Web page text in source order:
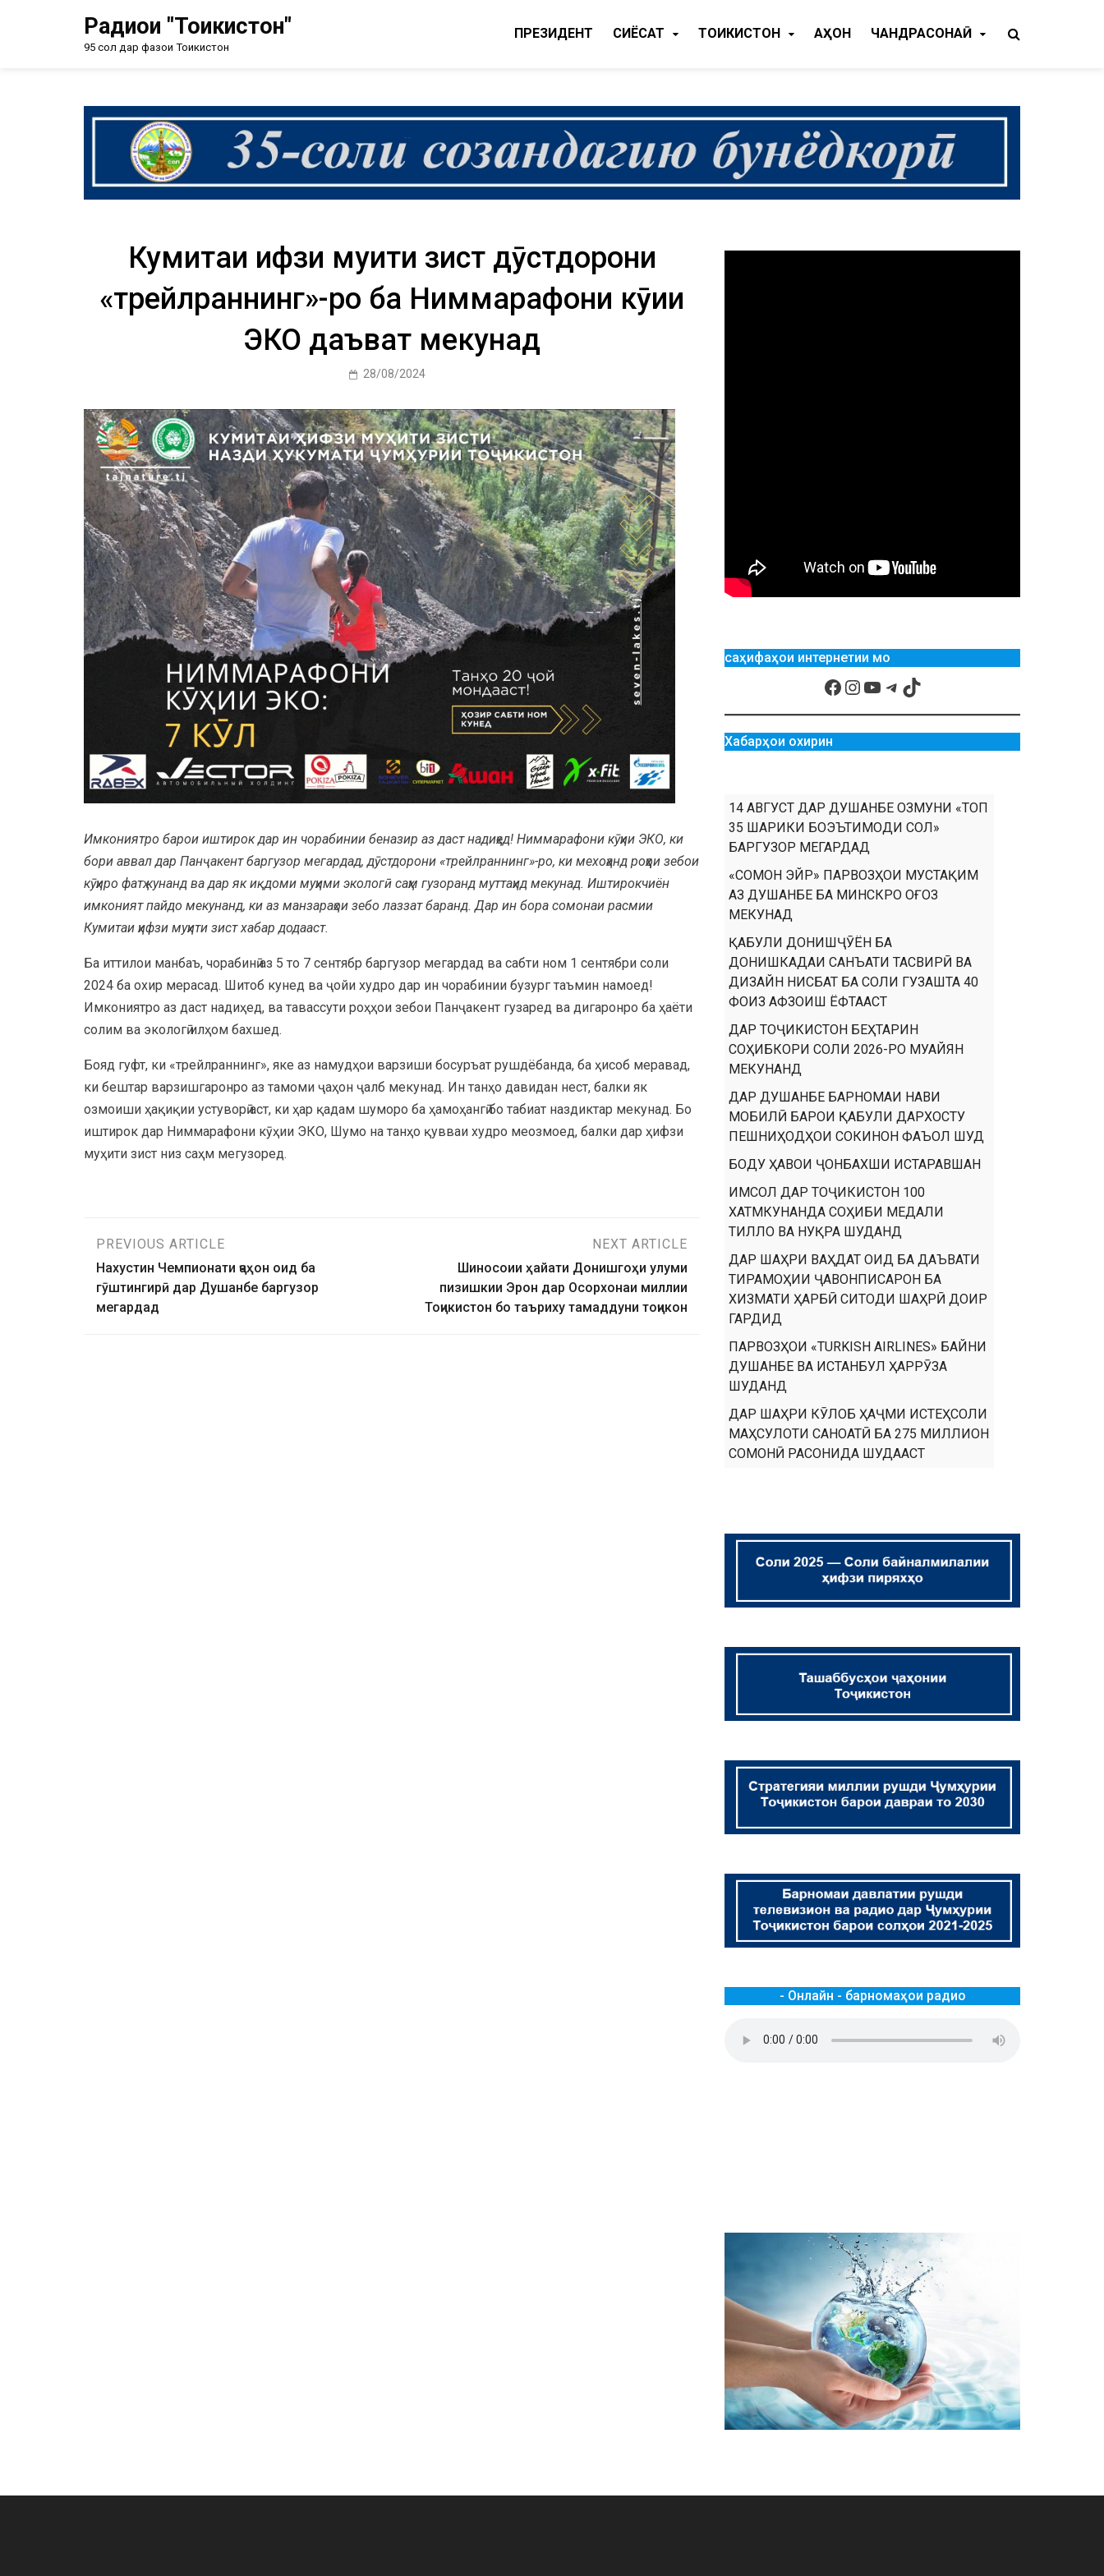
Радиои "Тоҷикистон"
95 сол дар фазои Тоҷикистон
ПРЕЗИДЕНТ CИЁСАТ ТОҶИКИСТОН ҶАҲОН ЧАНДРАСОНАӢ
Кумитаи ҳифзи муҳити зист дӯстдорони
«трейлраннинг»-ро ба Ниммарафони кӯҳии
ЭКО даъват мекунад
28/08/2024
Имкониятро барои иштирок дар ин чорабинии беназир аз даст надиҳед! Ниммарафони кӯҳии ЭКО, ки
бори аввал дар Панҷакент баргузор мегардад, дӯстдорони «трейлраннинг»-ро, ки мехоҳанд роҳҳои зебои
кӯҳиро фатҳ кунанд ва дар як иқдоми муҳими экологӣ саҳм гузоранд муттаҳид мекунад. Иштирокчиён
имконият пайдо мекунанд, ки аз манзараҳои зебо лаззат баранд. Дар ин бора сомонаи расмии
Кумитаи ҳифзи муҳити зист хабар додааст.
Ба иттилои манбаъ, чорабинӣ аз 5 то 7 сентябр баргузор мегардад ва сабти ном 1 сентябри соли
2024 ба охир мерасад. Шитоб кунед ва ҷойи худро дар ин чорабинии бузург таъмин намоед!
Имкониятро аз даст надиҳед, ва тавассути роҳҳои зебои Панҷакент гузаред ва дигаронро ба ҳаёти
солим ва экологӣ илҳом бахшед.
Бояд гуфт, ки «трейлраннинг», яке аз намудҳои варзиши босуръат рушдёбанда, ба ҳисоб меравад,
ки бештар варзишгаронро аз тамоми ҷаҳон ҷалб мекунад. Ин танҳо давидан нест, балки як
озмоиши ҳақиқии устуворӣ аст, ки ҳар қадам шуморо ба ҳамоҳангӣ бо табиат наздиктар мекунад. Бо
иштирок дар Ниммарафони кӯҳии ЭКО, Шумо на танҳо қувваи худро меозмоед, балки дар ҳифзи
муҳити зист низ саҳм мегузоред.
PREVIOUS ARTICLE
Нахустин Чемпионати ҷаҳон оид ба
гӯштингирӣ дар Душанбе баргузор
мегардад
NEXT ARTICLE
Шиносоии ҳайати Донишгоҳи улуми
пизишкии Эрон дар Осорхонаи миллии
Тоҷикистон бо таъриху тамаддуни тоҷикон
саҳифаҳои интернетии мо
Хабарҳои охирин
14 АВГУСТ ДАР ДУШАНБЕ ОЗМУНИ «ТОП
35 ШАРИКИ БОЭЪТИМОДИ СОЛ»
БАРГУЗОР МЕГАРДАД
«СОМОН ЭЙР» ПАРВОЗҲОИ МУСТАҚИМ
АЗ ДУШАНБЕ БА МИНСКРО ОҒОЗ
МЕКУНАД
ҚАБУЛИ ДОНИШҶӮЁН БА
ДОНИШКАДАИ САНЪАТИ ТАСВИРӢ ВА
ДИЗАЙН НИСБАТ БА СОЛИ ГУЗАШТА 40
ФОИЗ АФЗОИШ ЁФТААСТ
ДАР ТОҶИКИСТОН БЕҲТАРИН
СОҲИБКОРИ СОЛИ 2026-РО МУАЙЯН
МЕКУНАНД
ДАР ДУШАНБЕ БАРНОМАИ НАВИ
МОБИЛӢ БАРОИ ҚАБУЛИ ДАРХОСТУ
ПЕШНИҲОДҲОИ СОКИНОН ФАЪОЛ ШУД
БОДУ ҲАВОИ ҶОНБАХШИ ИСТАРАВШАН
ИМСОЛ ДАР ТОҶИКИСТОН 100
ХАТМКУНАНДА СОҲИБИ МЕДАЛИ
ТИЛЛО ВА НУҚРА ШУДАНД
ДАР ШАҲРИ ВАҲДАТ ОИД БА ДАЪВАТИ
ТИРАМОҲИИ ҶАВОНПИСАРОН БА
ХИЗМАТИ ҲАРБӢ СИТОДИ ШАҲРӢ ДОИР
ГАРДИД
ПАРВОЗҲОИ «TURKISH AIRLINES» БАЙНИ
ДУШАНБЕ ВА ИСТАНБУЛ ҲАРРӮЗА
ШУДАНД
ДАР ШАҲРИ КӮЛОБ ҲАҶМИ ИСТЕҲСОЛИ
МАҲСУЛОТИ САНОАТӢ БА 275 МИЛЛИОН
СОМОНӢ РАСОНИДА ШУДААСТ
- Онлайн - барномаҳои радио